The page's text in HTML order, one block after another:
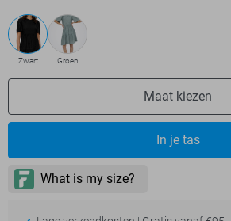
Zwart Groen
Maat kiezen
In je tas